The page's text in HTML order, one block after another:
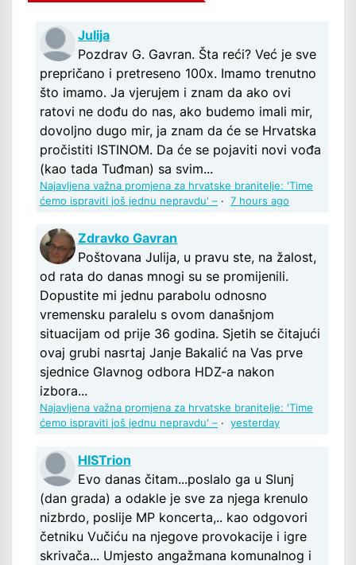
Julija
Pozdrav G. Gavran. Šta reći? Već je sve
prepričano i pretreseno 100x. Imamo trenutno
što imamo. Ja vjerujem i znam da ako ovi
ratovi ne dođu do nas, ako budemo imali mir,
dovoljno dugo mir, ja znam da će se Hrvatska
pročistiti ISTINOM. Da će se pojaviti novi vođa
(kao tada Tuđman) sa svim...
Najavljena važna promjena za hrvatske branitelje: 'Time
ćemo ispraviti još jednu nepravdu' – · 7 hours ago
Zdravko Gavran
Poštovana Julija, u pravu ste, na žalost,
od rata do danas mnogi su se promijenili.
Dopustite mi jednu parabolu odnosno
vremensku paralelu s ovom današnjom
situacijam od prije 36 godina. Sjetih se čitajući
ovaj grubi nasrtaj Janje Bakalić na Vas prve
sjednice Glavnog odbora HDZ-a nakon
izbora...
Najavljena važna promjena za hrvatske branitelje: 'Time
ćemo ispraviti još jednu nepravdu' – · yesterday
HISTrion
Evo danas čitam...poslalo ga u Slunj
(dan grada) a odakle je sve za njega krenulo
nizbrdo, poslije MP koncerta,.. kao odgovori
četniku Vučiću na njegove provokacije i igre
skrivača... Umjesto angažmana komunalnog i